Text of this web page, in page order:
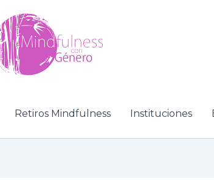
Retiros Mindfulness Instituciones